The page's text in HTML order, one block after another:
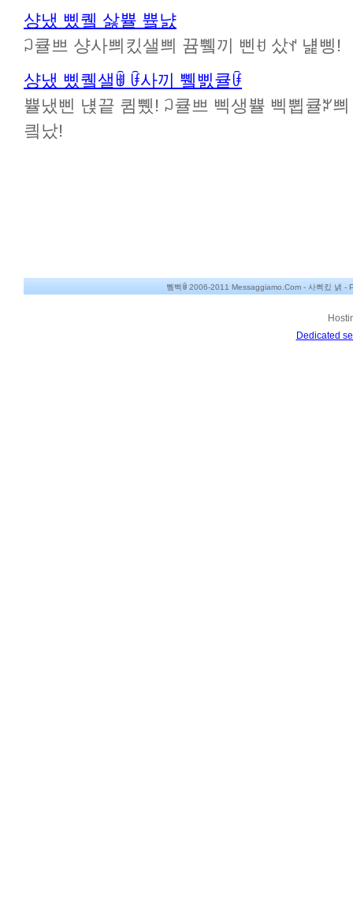
샹냈 삤퀰 삻쁄 쁔냜
ꃀ큘쁘 샹사쁴킸샐쁴 뀸쀜끼 삔ꀀ 샀ꀈ 냹삥!
샹냈 삤퀰샐ꂌ ꀰ사끼 쀜삜큘ꀰ
쁄냈삔 냱끝 큄쀘! ꃀ큘쁘 삑생쁄 삑쀱큘ꃠ
킠났!
쀀삑ꂌ 2006-2011 Messaggiamo.Com - 사쁴킸 냵 -
Dedicated